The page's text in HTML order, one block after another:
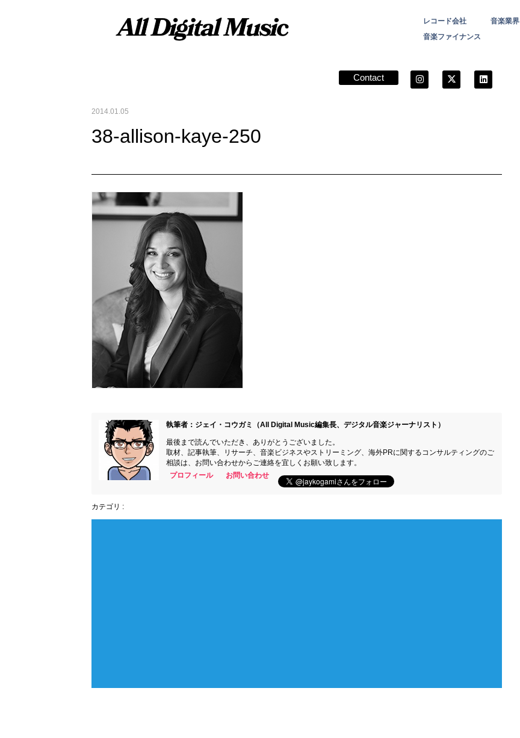
レコード会社 音楽業界
音楽ファイナンス
Contact
2014.01.05
38-allison-kaye-250
執筆者：ジェイ・コウガミ（All Digital Music編集長、デジタル音楽ジャーナリスト）
最後まで読んでいただき、ありがとうございました。
取材、記事執筆、リサーチ、音楽ビジネスやストリーミング、海外PRに関するコンサルティングのご
相談は、お問い合わせからご連絡を宜しくお願い致します。
プロフィール
お問い合わせ
カテゴリ :